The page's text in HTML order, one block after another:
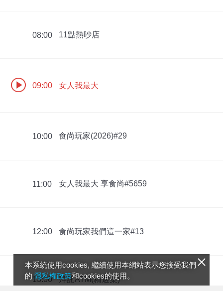
本系統使用cookies, 繼續使用本網站表示您接受我們
的隱私權政策和cookies的使用。
08:00 11點熱吵店
09:00 女人我最大
10:00 食尚玩家(2026)#29
11:00 女人我最大 享食尚#5659
12:00 食尚玩家我們這一家#13
13:00 拜託ATM(精選集)